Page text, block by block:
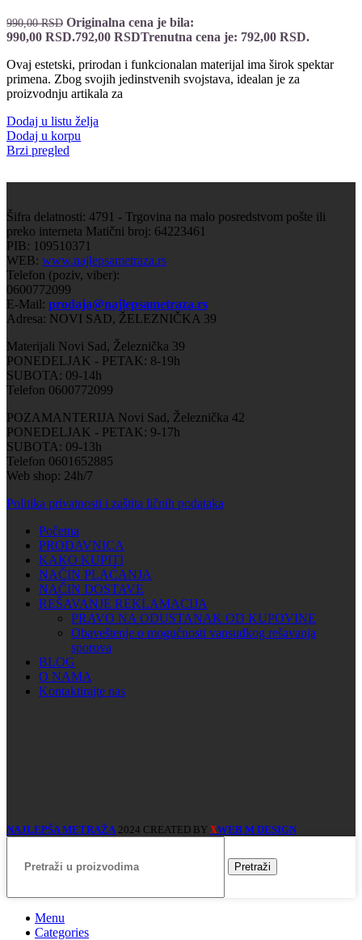
990,00RSD Originalna cena je bila:
990,00 RSD.792,00 RSDTrenutna cena je: 792,00 RSD.
Ovaj estetski, prirodan i funkcionalan materijal ima širok spektar
primena. Zbog svojih jedinstvenih svojstava, idealan je za
proizvodnju artikala za
Dodaj u listu želja
Dodaj u korpu
Brzi pregled
Šifra delatnosti: 4791 - Trgovina na malo posredstvom pošte ili
preko interneta Matični broj: 64223461
PIB: 109510371
WEB: www.najlepsametraza.rs
Telefon (poziv, viber):
0600772099
E-Mail: prodaja@najlepsametraza.rs
Adresa: NOVI SAD, ŽELEZNIČKA 39
Materijali Novi Sad, Železnička 39
PONEDELJAK - PETAK: 8-19h
SUBOTA: 09-14h
Telefon 0600772099
POZAMANTERIJA Novi Sad, Železnička 42
PONEDELJAK - PETAK: 9-17h
SUBOTA: 09-13h
Telefon 0601652885
Web shop: 24h/7
Politika privatnosti i zaštita ličnih podataka
Početna
PRODAVNICA
KAKO KUPITI
NAČIN PLAĆANJA
NAČIN DOSTAVE
REŠAVANJE REKLAMACIJA
PRAVO NA ODUSTANAK OD KUPOVINE
Obaveštenje o mogućnosti vansudkog rešavanja
sporova
BLOG
O NAMA
Kontaktirajte nas
NAJLEPŠA METRAŽA 2024 CREATED BY XWEB M DESIGN
Pretraži
Menu
Categories